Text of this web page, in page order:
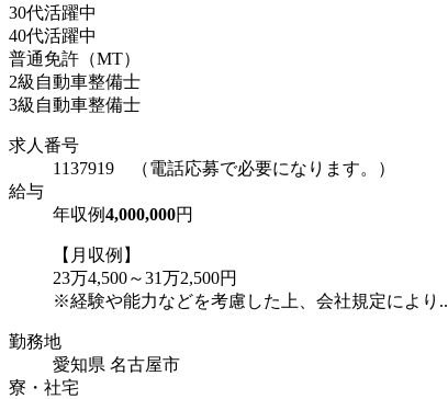
30代活躍中
40代活躍中
普通免許（MT）
2級自動車整備士
3級自動車整備士
求人番号
1137919 （電話応募で必要になります。）
給与
年収例4,000,000円
【月収例】
23万4,500～31万2,500円
※経験や能力などを考慮した上、会社規定により
勤務地
愛知県 名古屋市
寮・社宅